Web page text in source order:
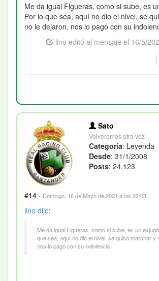
Me da igual Figueras, como si sube, es
Por lo que sea, aquí no dio el nivel, se
no le dejaron, nos lo pago con su
lino editó el mensaje el 16/5/
Sato
Volveremos otra vez
Categoría: Leyenda
Desde: 31/1/2008
Posts: 24.123
#14 · Domingo, 16 de Mayo de 2021 a las 22:03
lino dijo:
Me da igual Figueras, como si sube, es un
que sea, aquí no dio el nivel, se quiso marchar y
nos lo pago con su indolencia